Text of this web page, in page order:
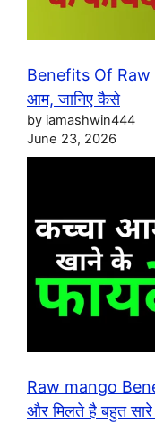
Benefits Of Raw
आम, जानिए कैसे
by iamashwin444
June 23, 2026
Raw mango
और मिलते है बहुत